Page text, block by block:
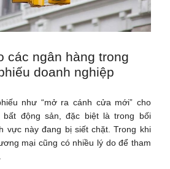
các ngân hàng trong
doanh nghiệp
như “mở ra cánh cửa mới” cho
bất động sản, đặc biệt là trong bối
vực này đang bị siết chặt. Trong khi
mại cũng có nhiều lý do để tham